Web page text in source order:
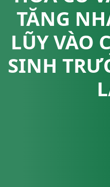
TĂNG
LŨY VÀO
SINH